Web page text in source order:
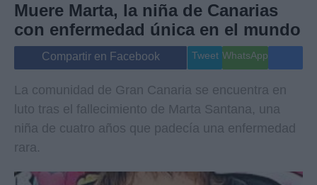
Internacional
Viajes
Gente
Musica
Muere Marta, la niña de Canarias
con enfermedad única en el mundo
Compartir en Facebook Tweet WhatsApp
La comunidad de Gran Canaria se encuentra en
luto tras el fallecimiento de Marta Santana, una
niña de cuatro años que padecía una enfermedad
rara.